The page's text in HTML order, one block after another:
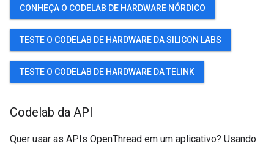
CONHEÇA O CODELAB DE HARDWARE NÓRDICO
TESTE O CODELAB DE HARDWARE DA SILICON LABS
TESTE O CODELAB DE HARDWARE DA TELINK
Codelab da API
Quer usar as APIs OpenThread em um aplicativo? Usando